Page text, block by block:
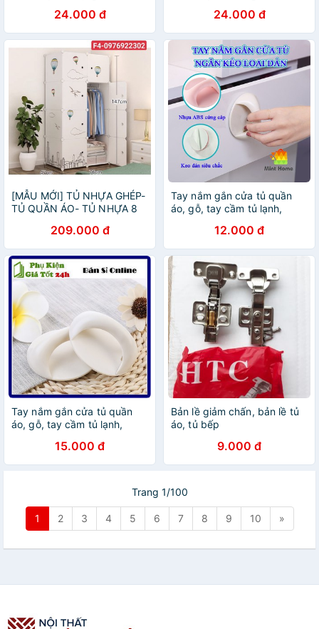
24.000 đ 24.000 đ
[MẪU MỚI] TỦ NHỰA GHÉP-
TỦ QUẦN ÁO- TỦ NHỰA 8
209.000 đ
Tay nắm gắn cửa tủ quần
áo, gỗ, tay cầm tủ lạnh,
ngăn kéo loại dán tường
12.000 đ
Tay nắm gắn cửa tủ quần
áo, gỗ, tay cầm tủ lạnh,
ngăn kéo loại dán tường
15.000 đ
Bản lề giảm chấn, bản lề tủ
áo, tủ bếp
9.000 đ
Trang 1/100
1 2 3 4 5 6 7 8 9 10 »